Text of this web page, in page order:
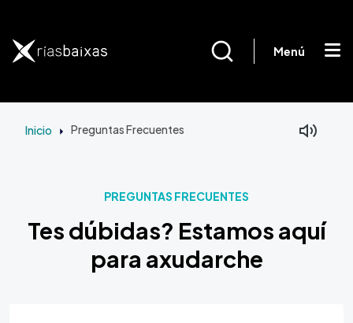
Menú
Inicio Preguntas Frecuentes
PREGUNTAS FRECUENTES
Tes dúbidas? Estamos aquí
para axudarche